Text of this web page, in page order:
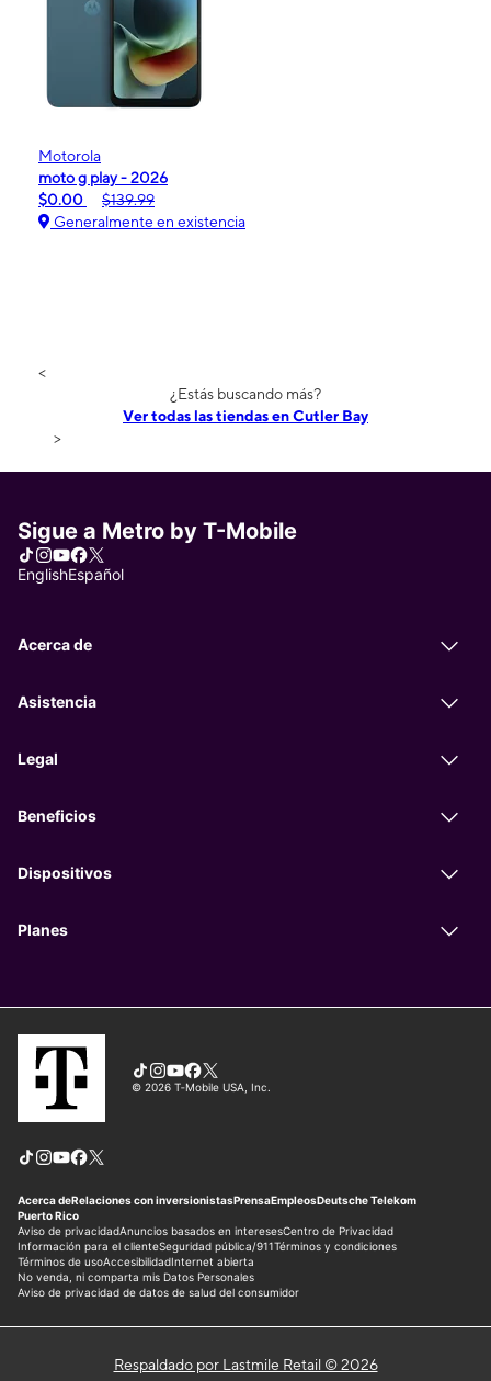
Motorola
moto g play - 2026
$0.00
$139.99
Generalmente en existencia
<
¿Estás buscando más?
Ver todas las tiendas en Cutler Bay
>
Respaldado por Lastmile Retail © 2026